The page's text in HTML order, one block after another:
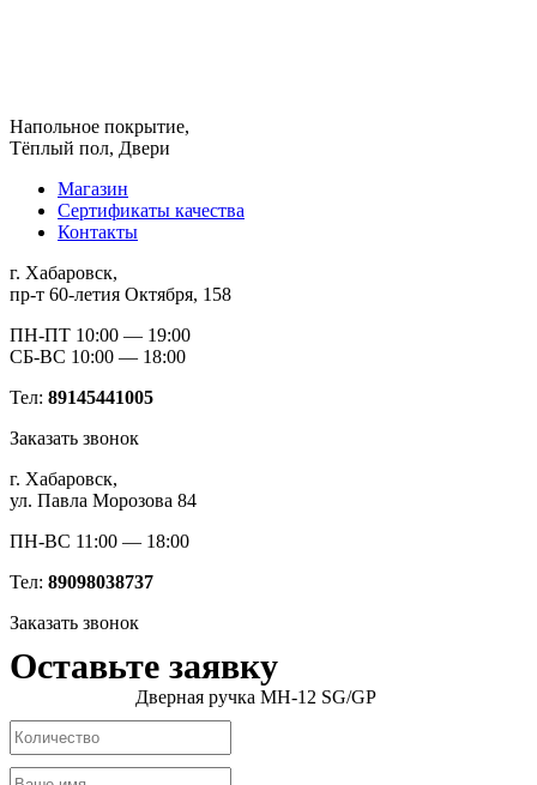
Напольное покрытие,
Тёплый пол, Двери
Магазин
Сертификаты качества
Контакты
г. Хабаровск,
пр-т 60-летия Октября, 158
ПН-ПТ 10:00 — 19:00
СБ-ВС 10:00 — 18:00
Тел: 89145441005
Заказать звонок
г. Хабаровск,
ул. Павла Морозова 84
ПН-ВС 11:00 — 18:00
Тел: 89098038737
Заказать звонок
Оставьте заявку
Дверная ручка MH-12 SG/GP